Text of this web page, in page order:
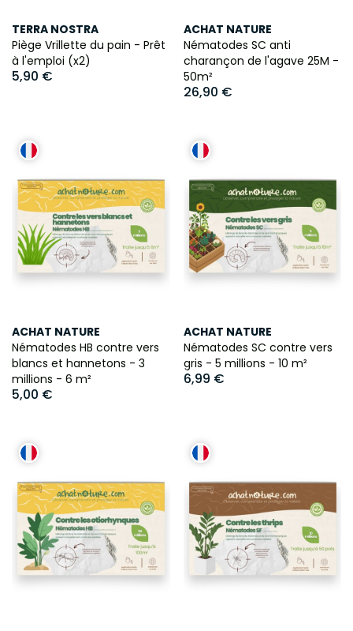
TERRA NOSTRA
Piège Vrillette du pain - Prêt
à l'emploi (x2)
5,90 €
ACHAT NATURE
Nématodes SC anti
charançon de l'agave 25M -
50m²
26,90 €
ACHAT NATURE
Nématodes HB contre vers
blancs et hannetons - 3
millions - 6 m²
5,00 €
ACHAT NATURE
Nématodes SC contre vers
gris - 5 millions - 10 m²
6,99 €